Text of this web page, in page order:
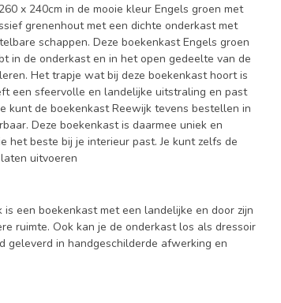
x 240cm in de mooie kleur Engels groen met
grenenhout met een dichte onderkast met
schappen. Deze boekenkast Engels groen
in de onderkast en in het open gedeelte van de
Het trapje wat bij deze boekenkast hoort is
een sfeervolle en landelijke uitstraling en past
kunt de boekenkast Reewijk tevens bestellen in
Deze boekenkast is daarmee uniek en
het beste bij je interieur past. Je kunt zelfs de
uitvoeren
een boekenkast met een landelijke en door zijn
ruimte. Ook kan je de onderkast los als dressoir
geleverd in handgeschilderde afwerking en